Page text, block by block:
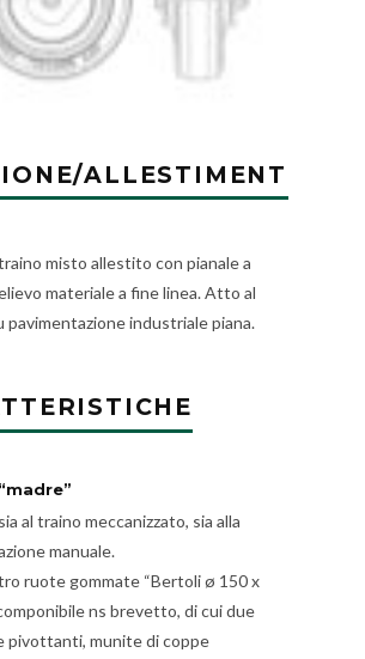
ALLESTIMENTO
misto allestito con pianale a
materiale a fine linea. Atto al
pavimentazione industriale piana.
al traino meccanizzato, sia alla
manuale.
ruote gommate “Bertoli ø 150 x
ns brevetto, di cui due
pivottanti, munite di coppe